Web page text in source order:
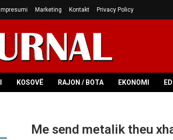
Impresumi Marketing Kontakt Privacy Policy
KOSOVË RAJON / BOTA EKONOMI
Me send metalik theu